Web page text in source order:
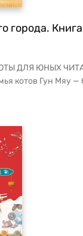
города.
ДЛЯ ЮНЫХ
котов Гун Мяу —